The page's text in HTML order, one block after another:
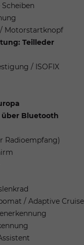
Motorstartknopf
Teilleder
/ ISOFIX
über Bluetooth
Radioempfang)
/ Adaptive